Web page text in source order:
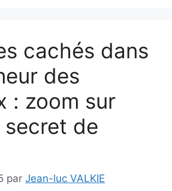
cachés dans
des
: zoom sur
secret de
par Jean-luc VALKIE